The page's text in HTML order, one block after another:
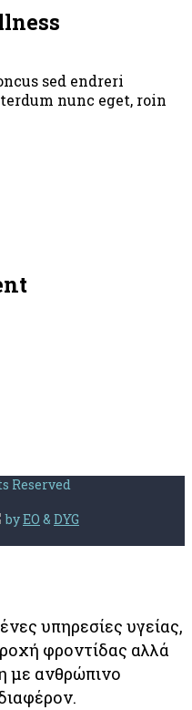
sed endreri
nunc eget, roin
Reserved
byEO & DYG
υπηρεσίες υγείας,
φροντίδας αλλά
με ανθρώπινο